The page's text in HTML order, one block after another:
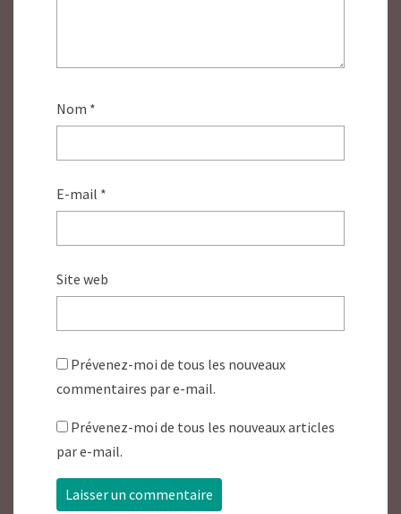
Nom *
E-mail *
Site web
Prévenez-moi de tous les nouveaux
commentaires par e-mail.
Prévenez-moi de tous les nouveaux articles
par e-mail.